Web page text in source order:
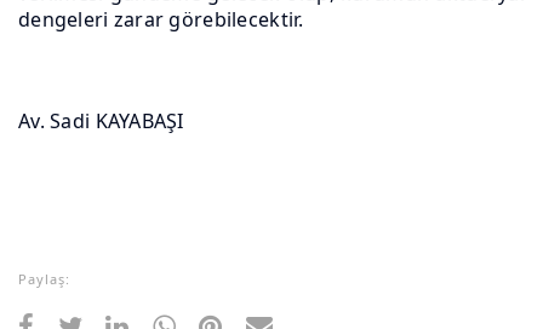
dengeleri zarar görebilecektir.
Av. Sadi KAYABAŞI
Paylaş: